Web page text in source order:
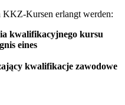
KKZ-Kursen erlangt werden:
kwalifikacyjnego kursu
eines
kwalifikacje zawodowe